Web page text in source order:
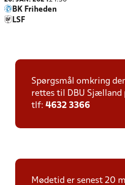
BK Friheden
LSF
Spørgsmål omkring
rettes til DBU Sjælland
tlf: 4632 3366
Mødetid er senest 20